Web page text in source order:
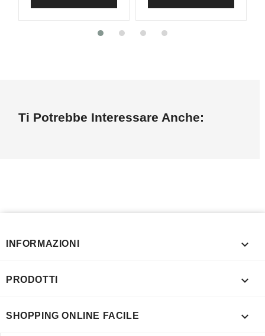
Ti Potrebbe Interessare Anche:
INFORMAZIONI 
PRODOTTI 
SHOPPING ONLINE FACILE 